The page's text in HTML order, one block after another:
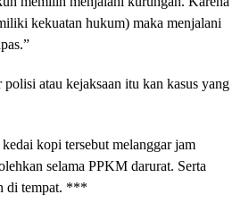
kekuatan hukum) maka menjalani
atau kejaksaan itu kan kasus yang
kopi tersebut melanggar jam
selama PPKM darurat. Serta
di tempat. ***